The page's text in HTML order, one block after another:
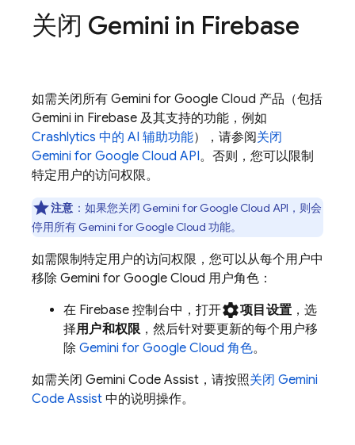
关闭 Gemini in Firebase
如需关闭所有 Gemini for Google Cloud 产品（包括
Gemini in Firebase 及其支持的功能，例如
Crashlytics 中的 AI 辅助功能），请参阅关闭
Gemini for Google Cloud API。否则，您可以限制
特定用户的访问权限。
注意 ：如果您关闭 Gemini for Google Cloud API ，则会
停用所有 Gemini for Google Cloud 功能。
如需限制特定用户的访问权限，您可以从每个用户中
移除 Gemini for Google Cloud 用户角色：
在 Firebase 控制台中，打开settings项目设置 ，选
择用户和权限，然后针对要更新的每个用户移
除 Gemini for Google Cloud 角色。
如需关闭 Gemini Code Assist ，请按照关闭 Gemini
Code Assist 中的说明操作。